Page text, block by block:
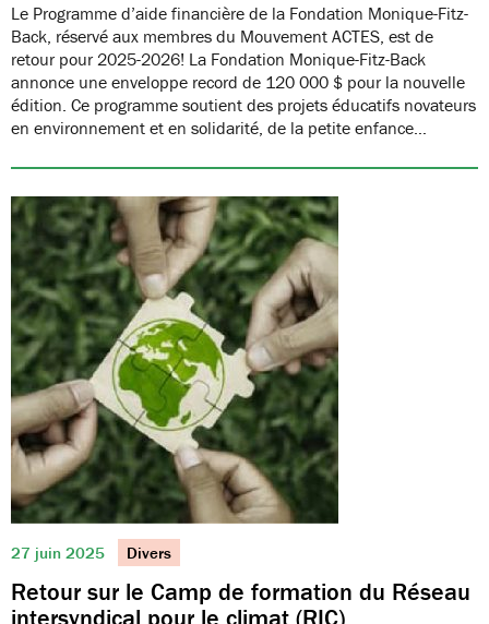
Le Programme d’aide financière de la Fondation Monique-Fitz-
Back, réservé aux membres du Mouvement ACTES, est de
retour pour 2025-2026! La Fondation Monique-Fitz-Back
annonce une enveloppe record de 120 000 $ pour la nouvelle
édition. Ce programme soutient des projets éducatifs novateurs
en environnement et en solidarité, de la petite enfance…
27 juin 2025 Divers
Retour sur le Camp de formation du Réseau
intersyndical pour le climat (RIC)